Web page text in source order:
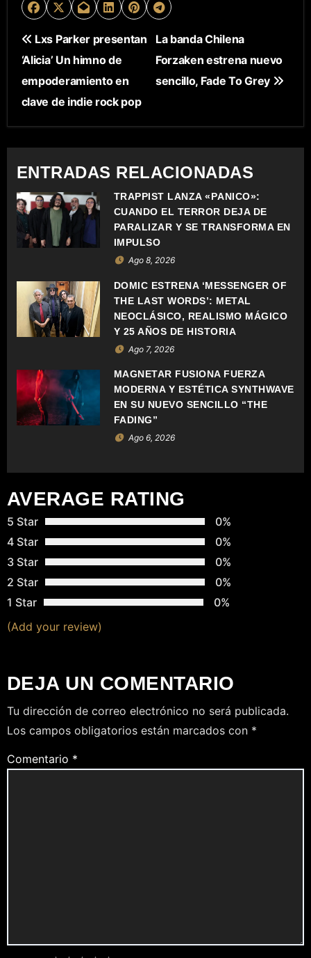
N
A
V
E
G
A
C
I
N
D
E
N
R
A
D
A
S
Lxs Parker presentan
‘Alicia’ Un himno de
empoderamiento en
clave de indie rock pop
La banda Chilena
Forzaken estrena nuevo
sencillo, Fade To Grey
ENTRADAS RELACIONADAS
TRAPPIST LANZA «PÁNICO»:
CUANDO EL TERROR DEJA DE
PARALIZAR Y SE TRANSFORMA EN
IMPULSO
Ago 8, 2026
DOMIC ESTRENA ‘MESSENGER OF
THE LAST WORDS’: METAL
NEOCLÁSICO, REALISMO MÁGICO
Y 25 AÑOS DE HISTORIA
Ago 7, 2026
MAGNETAR FUSIONA FUERZA
MODERNA Y ESTÉTICA SYNTHWAVE
EN SU NUEVO SENCILLO “THE
FADING”
Ago 6, 2026
AVERAGE RATING
5 Star
0%
4 Star
0%
3 Star
0%
2 Star
0%
1 Star
0%
(Add your review)
DEJA UN COMENTARIO
Tu dirección de correo electrónico no será publicada.
Los campos obligatorios están marcados con *
Comentario *